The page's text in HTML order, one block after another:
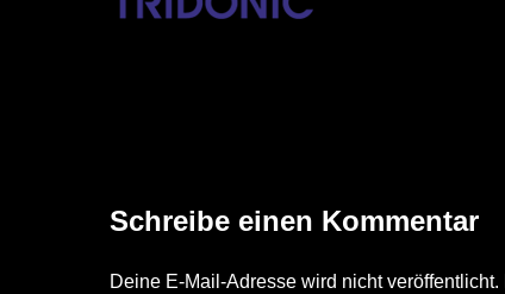
Schreibe einen Kommentar
Deine E-Mail-Adresse wird nicht veröffentlicht.